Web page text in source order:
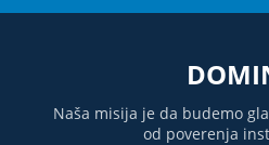
Naša misija je da budemo
od poverenja